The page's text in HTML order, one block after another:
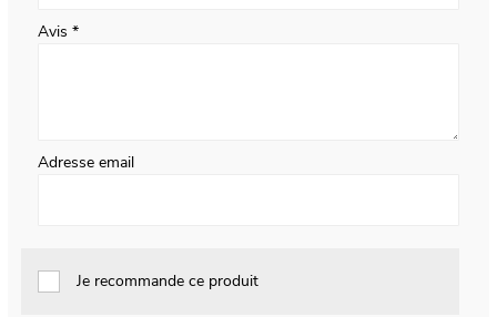
Avis
Adresse email
Je recommande ce produit